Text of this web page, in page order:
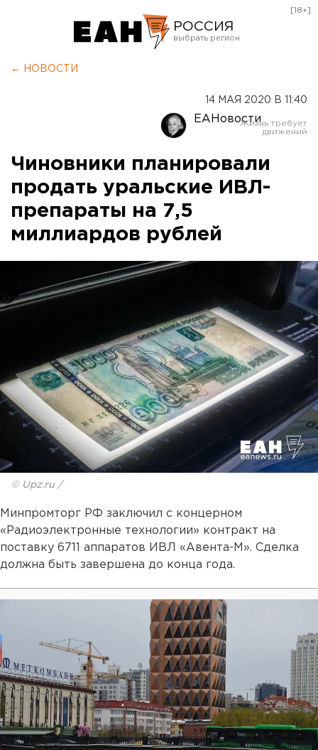
РОССИЯ
Оренбург
[18+]
← НОВОСТИ
14 МАЯ 2020 В 11:40
ЕАНовости
Чиновники планировали
продать уральские ИВЛ-
препараты на 7,5
миллиардов рублей
© Upz.ru /
Минпромторг РФ заключил с концерном
«Радиоэлектронные технологии» контракт на
поставку 6711 аппаратов ИВЛ «Авента-М». Сделка
должна быть завершена до конца года.